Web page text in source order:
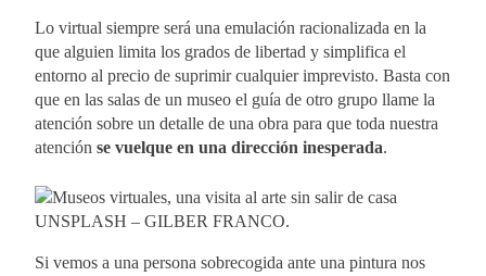
Lo virtual siempre será una emulación racionalizada en la
que alguien limita los grados de libertad y simplifica el
entorno al precio de suprimir cualquier imprevisto. Basta con
que en las salas de un museo el guía de otro grupo llame la
atención sobre un detalle de una obra para que toda nuestra
atención se vuelque en una dirección inesperada.
UNSPLASH – GILBER FRANCO.
Si vemos a una persona sobrecogida ante una pintura nos